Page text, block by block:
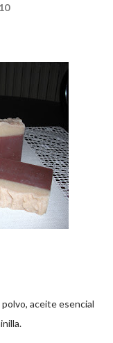
aceite esencial